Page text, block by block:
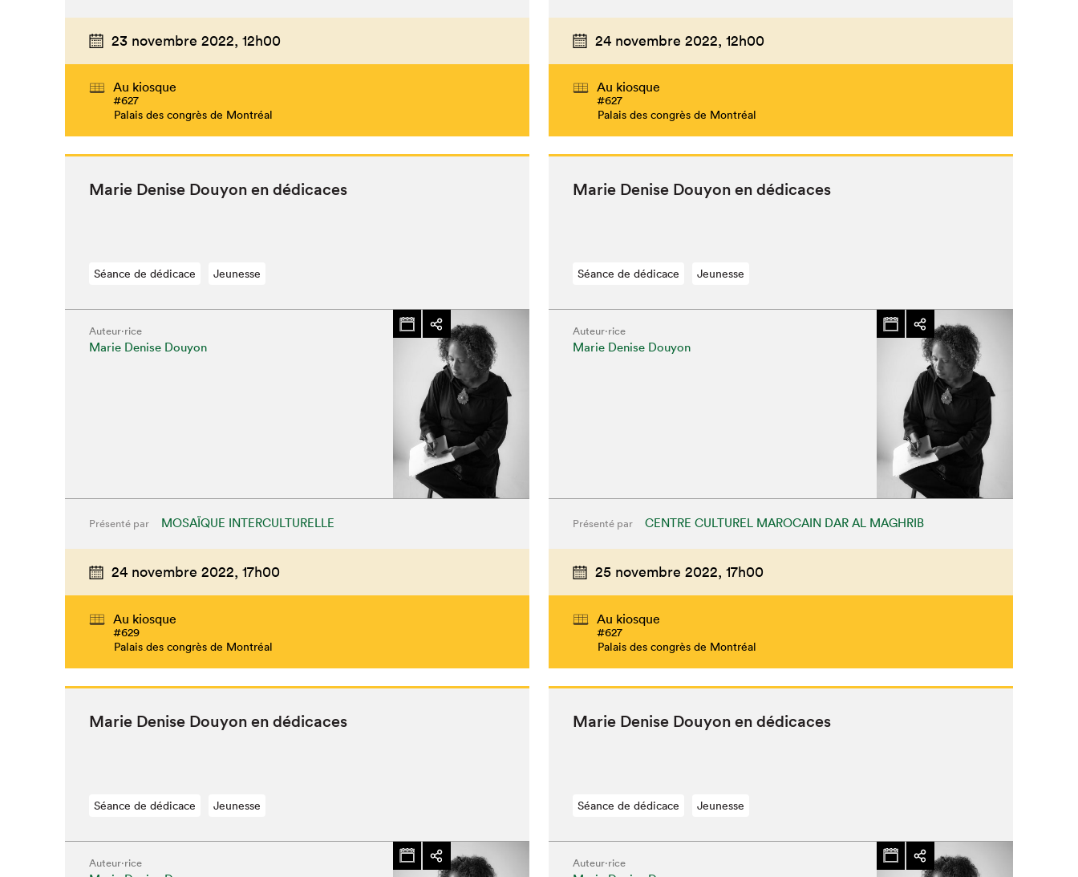
Que cherchez-vous?
Fermer
23 novembre 2022, 12h00
Au kiosque
#627
Palais des congrès de Montréal
24 novembre 2022, 12h00
Au kiosque
#627
Palais des congrès de Montréal
Marie Denise Douy­on en dédicaces
Séance de dédicace Jeunesse
Auteur·rice
Marie Denise Douyon
Présenté par MOSAÏQUE INTERCULTURELLE
24 novembre 2022, 17h00
Au kiosque
#629
Palais des congrès de Montréal
Marie Denise Douy­on en dédicaces
Séance de dédicace Jeunesse
Auteur·rice
Marie Denise Douyon
Présenté par CENTRE CULTUREL MAROCAIN DAR AL MAGHRIB
25 novembre 2022, 17h00
Au kiosque
#627
Palais des congrès de Montréal
Marie Denise Douy­on en dédicaces
Séance de dédicace Jeunesse
Auteur·rice
Marie Denise Douy­on en dédicaces
Séance de dédicace Jeunesse
Auteur·rice